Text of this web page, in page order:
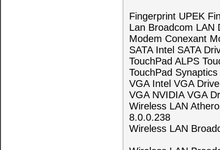
Fingerprint UPEK
Lan Broadcom
Modem Conexant
SATA Intel SATA
TouchPad ALPS
TouchPad
VGA Intel VGA
VGA NVIDIA VGA
Wireless LAN
8.0.0.238
Wireless LAN